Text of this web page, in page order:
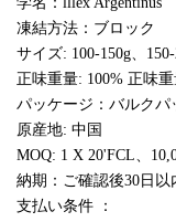
凍結方法：ブロック
サイズ: 100-150g、
正味重量: 100% 正味
パッケージ：バルクパ
原産地: 中国
MOQ: 1 X 20'FCL、
納期：ご確認後30日以
支払い条件 ：